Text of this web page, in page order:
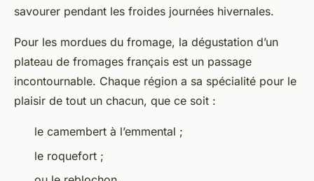
savourer pendant les froides journées hivernales.
Pour les mordues du fromage, la dégustation d’un
plateau de fromages français est un passage
incontournable. Chaque région a sa spécialité pour le
plaisir de tout un chacun, que ce soit :
le camembert à l’emmental ;
le roquefort ;